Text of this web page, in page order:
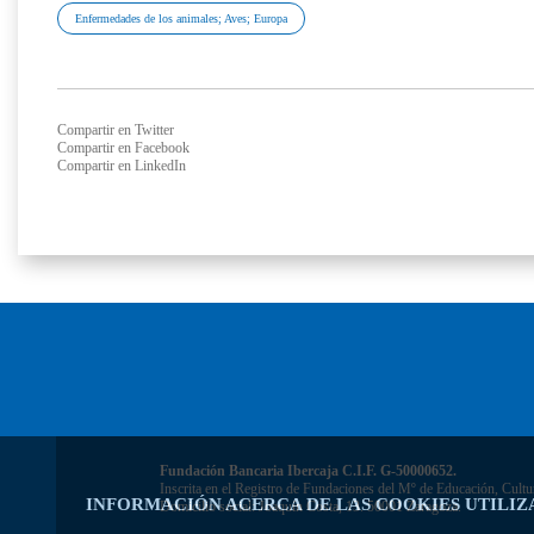
INFORMACIÓN ACERCA DE LAS COOKIES
Enfermedades de los animales; Aves; Europa
Compartir en Twitter
Compartir en Facebook
Compartir en LinkedIn
Fundación Bancaria Ibercaja C.I.F. G-50000652.
Inscrita en el Registro de Fundaciones del Mº de Educación,
Domicilio social: Joaquín Costa, 13. 50001 Zaragoza.